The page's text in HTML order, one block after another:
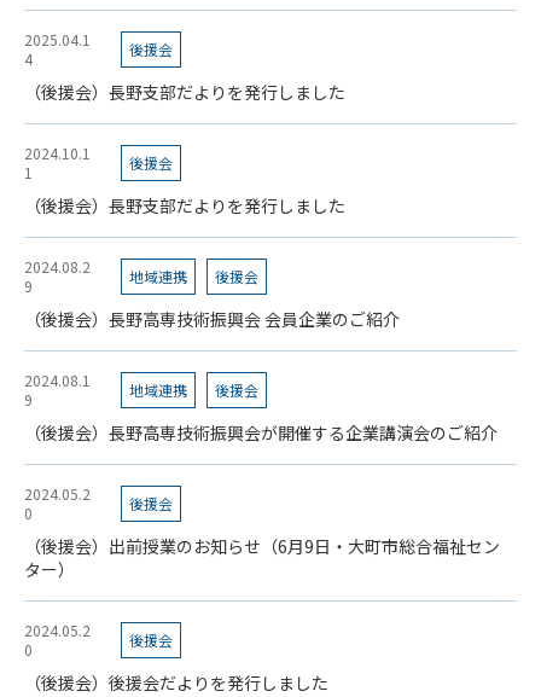
2025.04.1
4
後援会
（後援会）長野支部だよりを発行しました
2024.10.1
1
後援会
（後援会）長野支部だよりを発行しました
2024.08.2
9
地域連携 後援会
（後援会）長野高専技術振興会 会員企業のご紹介
2024.08.1
9
地域連携 後援会
（後援会）長野高専技術振興会が開催する企業講演会のご紹介
2024.05.2
0
後援会
（後援会）出前授業のお知らせ（6月9日・大町市総合福祉セン
ター）
2024.05.2
0
後援会
（後援会）後援会だよりを発行しました